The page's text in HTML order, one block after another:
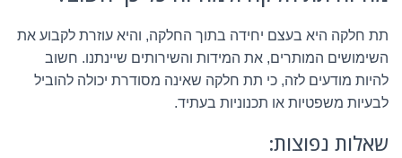
תת חלקה היא בעצם יחידה בתוך החלקה, והיא עוזרת לקבוע את
השימושים המותרים, את המידות והשירותים שיינתנו. חשוב
להיות מודעים לזה, כי תת חלקה שאינה מסודרת יכולה להוביל
לבעיות משפטיות או תכנוניות בעתיד.
שאלות נפוצות: